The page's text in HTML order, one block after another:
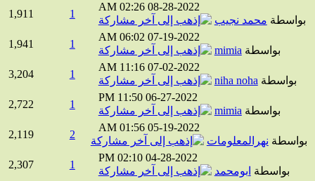
08-28-2022
02:26 AM
محمد نجيب
1,911
07-19-2022
06:02 AM
بواسطةmimia
1,941
07-02-2022
11:16 AM
بواسطةniha noha
3,204
06-27-2022
11:50 PM
بواسطةmimia
2,722
05-19-2022
01:56 AM
نهرالمعلومات
2,119
04-28-2022
02:10 PM
بواسطةابومحمد
2,307